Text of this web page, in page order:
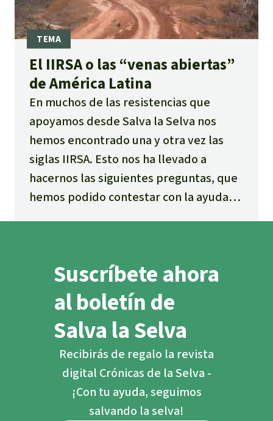
El IIRSA o las “venas abiertas”
de América Latina
En muchos de las resistencias que
apoyamos desde Salva la Selva nos
hemos encontrado una y otra vez las
siglas IIRSA. Esto nos ha llevado a
hacernos las siguientes preguntas, que
hemos podido contestar con la ayuda
Suscríbete ahora
al boletín de
Salva la Selva
Recibirás de regalo la revista
digital Crónicas de la Selva -
¡Con tu ayuda, seguimos
salvando la selva!